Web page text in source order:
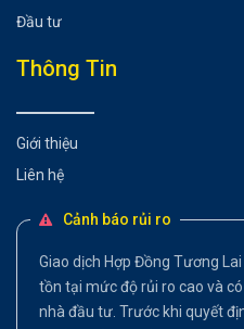
Đầu tư
Thông Tin
Giới thiệu
Liên hệ
Cảnh báo rủi ro
Giao dịch Hợp Đồng Tương
tồn tại mức độ rủi ro cao và
nhà đầu tư. Trước khi quyết